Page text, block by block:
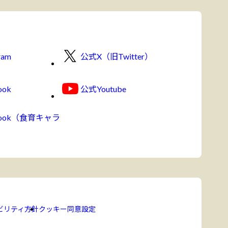
（食育キャラ
公式X（旧Twitter）
公式Youtube
リティ方針クッキー同意設定